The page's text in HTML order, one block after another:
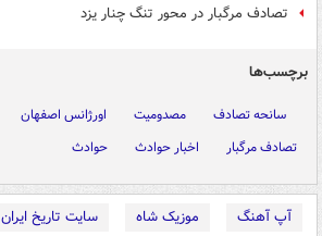
تصادف مرگبار در محور تنگ چنار یزد
برچسب‌ها
سانحه تصادف مصدومیت اورژانس اصفهان
تصادف مرگبار
اخبار حوادث حوادث
آپ آهنگ موزیک شاه
سایت تاریخ ایران